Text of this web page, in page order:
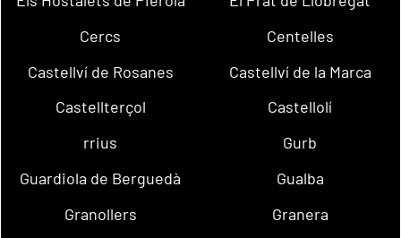
Cercs
Centelles
Castellví de Rosanes
Castellví de la Marca
Castellterçol
Castellolí
rrius
Gurb
Guardiola de Berguedà
Gualba
Granollers
Granera